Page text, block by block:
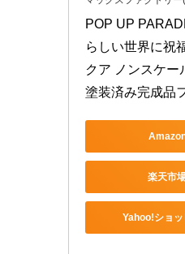
POP UP
らしい世界に祝
クア ノンスケー
塗装済み完成品
楽天市
Yahoo!ショ